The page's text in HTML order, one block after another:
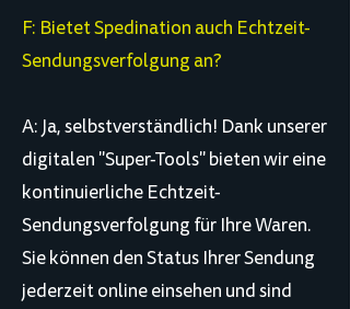
F: Bietet Spedination auch Echtzeit-
Sendungsverfolgung an?
A: Ja, selbstverständlich! Dank unserer
digitalen "Super-Tools" bieten wir eine
kontinuierliche Echtzeit-
Sendungsverfolgung für Ihre Waren.
Sie können den Status Ihrer Sendung
jederzeit online einsehen und sind